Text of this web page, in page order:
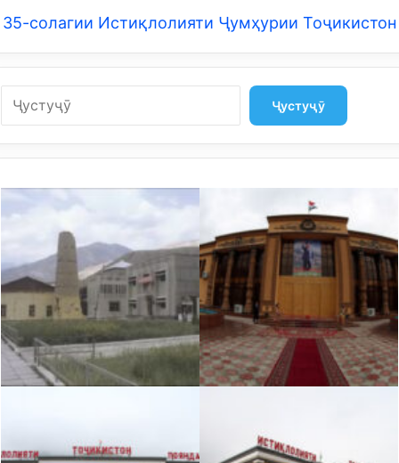
35-солагии Истиқлолияти Ҷумҳурии Тоҷикистон
Ҷустуҷӯ